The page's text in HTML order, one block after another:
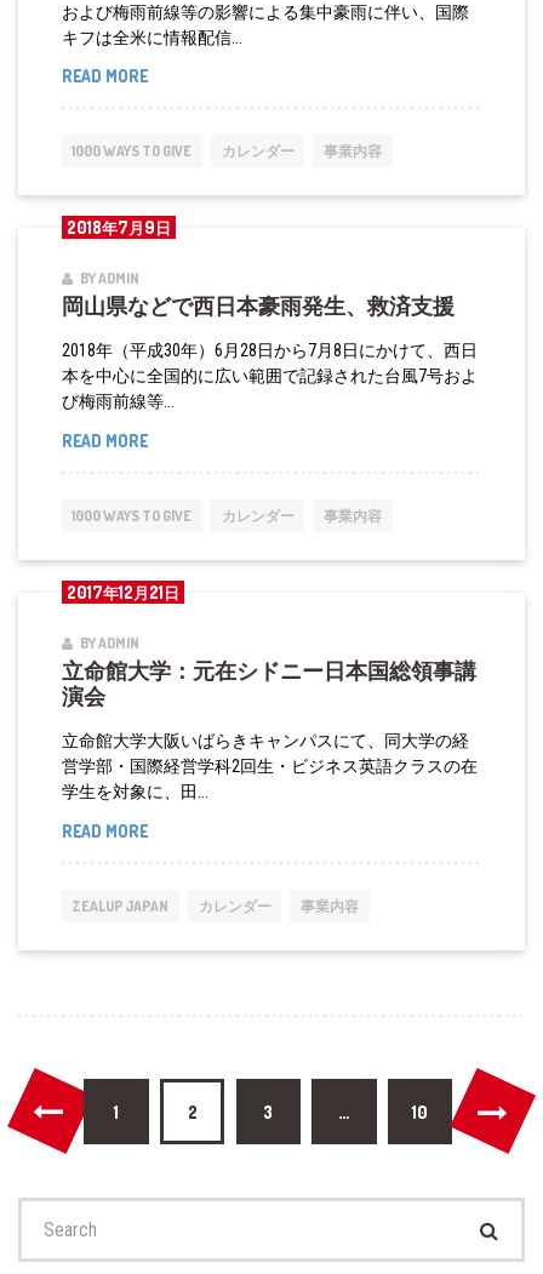
会
長
が
安
倍
理
夫
を
表
敬
および梅雨前線等の影響による集中豪雨に伴い、国際
キフは全米に情報配信...
READ MORE西
日
本
雨：
岡
県
真
備
町
を
訪
問、
災
者
援
1000 WAYS TO GIVE カレンダー 事業内容
2018年7月9日
BY ADMIN
岡山県などで西日本豪雨発生、救済支援
2018年（平成30年）6月28日から7月8日にかけて、西日
本を中心に全国的に広い範囲で記録された台風7号およ
び梅雨前線等...
READ MORE岡
山
県
ど
で
日
豪
雨
発
生、
救
済
1000 WAYS TO GIVE カレンダー 事業内容
2017年12月21日
BY ADMIN
立命館大学：元在シドニー日本国総領事講
演会
立命館大学大阪いばらきキャンパスにて、同大学の経
営学部・国際経営学科2回生・ビジネス英語クラスの在
学生を対象に、田...
READ MORE立
命
館
日
国
ZEALUP JAPAN カレンダー 事業内容
投
稿
の
ペ
1 2 3 … 10